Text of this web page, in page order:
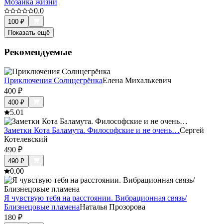
0.0
100 ₽
Показать ещё
Рекомендуемые
Приключения СолнцегрёнкаЕлена Михалькевич
400 ₽
400 ₽
5.01
Заметки Кота Баламута. Философские и не очень…Сергей
Котелевский
490 ₽
490 ₽
0.00
Я чувствую тебя на расстоянии. Вибрационная связь/
Близнецовые пламенаНаталья Прозорова
180 ₽